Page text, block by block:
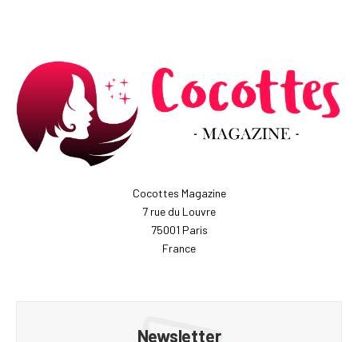
Cocottes Magazine
7 rue du Louvre
75001 Paris
France
Newsletter